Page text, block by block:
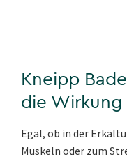
Kneipp
die Wirkung
Egal, ob in der
Muskeln oder zum